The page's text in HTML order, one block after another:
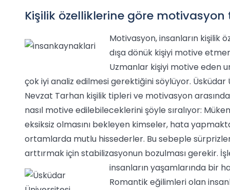
Kişilik özelliklerine göre motivasyon
Motivasyon, insanların kişilik
dışa dönük kişiyi motive
Uzmanlar kişiyi motive eden
çok iyi analiz edilmesi gerektiğini söylüyor.
Nevzat Tarhan kişilik tipleri ve motivasyon
nasıl motive edilebileceklerini şöyle sıralıyor:
eksiksiz olmasını bekleyen kimseler, hata
ortamlarda mutlu hissederler. Bu sebeple
arttırmak için stabilizasyonun bozulması gerekir.
insanların yaşamlarında bir
Romantik eğilimleri olan